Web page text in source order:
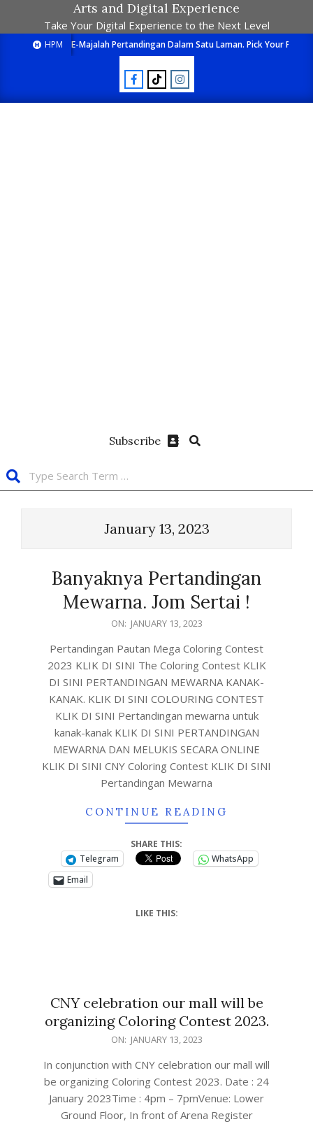
Arts and Digital Experience
Take Your Digital Experience to the Next Level
HPM E-Majalah Pertandingan Dalam Satu Laman. Pick Your
Subscribe
January 13, 2023
Banyaknya Pertandingan
Mewarna. Jom Sertai !
ON: JANUARY 13, 2023
Pertandingan Pautan Mega Coloring Contest
2023 KLIK DI SINI The Coloring Contest KLIK
DI SINI PERTANDINGAN MEWARNA KANAK-
KANAK. KLIK DI SINI COLOURING CONTEST
KLIK DI SINI Pertandingan mewarna untuk
kanak-kanak KLIK DI SINI PERTANDINGAN
MEWARNA DAN MELUKIS SECARA ONLINE
KLIK DI SINI CNY Coloring Contest KLIK DI SINI
Pertandingan Mewarna
CONTINUE READING
SHARE THIS:
Telegram
WhatsApp
Email
LIKE THIS:
CNY celebration our mall will be
organizing Coloring Contest 2023.
ON: JANUARY 13, 2023
In conjunction with CNY celebration our mall will
be organizing Coloring Contest 2023. Date : 24
January 2023Time : 4pm – 7pmVenue: Lower
Ground Floor, In front of Arena Register